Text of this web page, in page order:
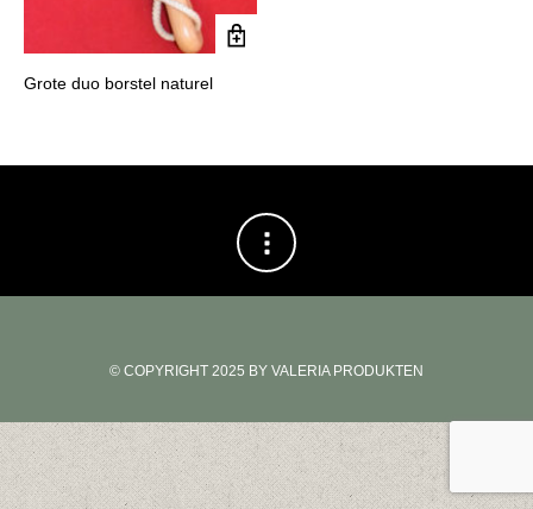
Grote duo borstel naturel
© COPYRIGHT 2025 BY VALERIA PRODUKTEN